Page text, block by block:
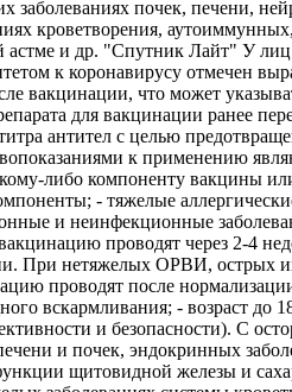
заболеваниях почек, печени,
кроветворения,
астме и др. "Спутник Лайт" У
к коронавирусу отмечен
вакцинации, что может
для вакцинации ранее
антител с целью
к применению
либо компоненту вакцины
- тяжелые
и неинфекционные
проводят через 2-4
При нетяжелых ОРВИ, острых
проводят после
вскармливания; - возраст до
и безопасности). С
и почек, эндокринных
щитовидной железы и